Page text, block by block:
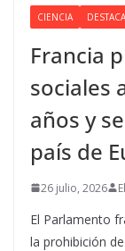
CIENCIA
Francia
sociales
años y
país de
26 julio, 2026
El Parlamento
la prohibición